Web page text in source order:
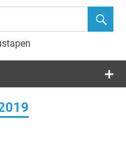
de Alumnos del I.E.S.